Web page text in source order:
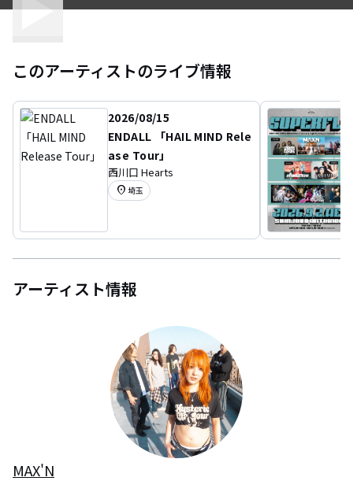
このアーティストのライブ情報
2026/08/15
ENDALL 「HAIL MIND Rele
ase Tour」
西川口 Hearts
location_on 埼玉
アーティスト情報
MAX'N